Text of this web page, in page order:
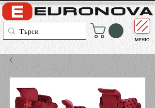
меню